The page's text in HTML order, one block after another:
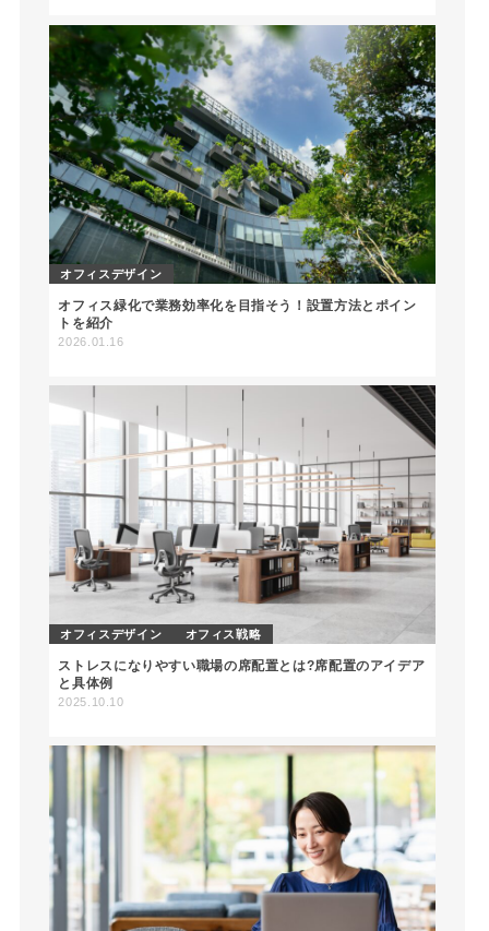
オフィスデザイン
オフィス緑化で業務効率化を目指そう！設置方法とポイン
トを紹介
2026.01.16
オフィスデザイン オフィス戦略
ストレスになりやすい職場の席配置とは?席配置のアイデア
と具体例
2025.10.10